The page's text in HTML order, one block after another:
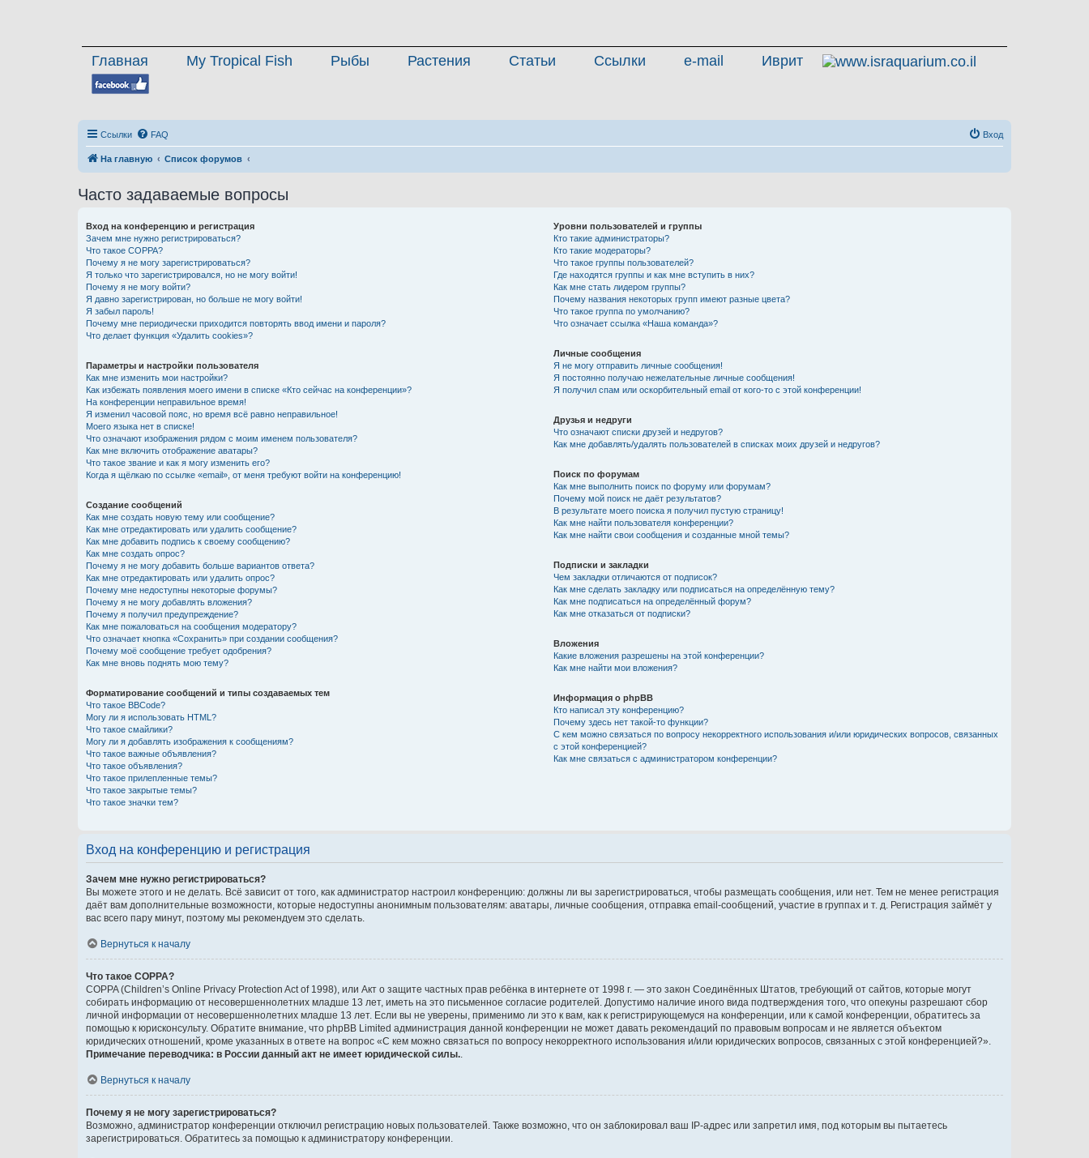
Главная My Tropical Fish Рыбы Растения Статьи Ссылки e-mail Иврит
Ссылки FAQ Вход
На главную Список форумов
Часто задаваемые вопросы
Вход на конференцию и регистрация
Зачем мне нужно регистрироваться?
Что такое COPPA?
Почему я не могу зарегистрироваться?
Я только что зарегистрировался, но не могу войти!
Почему я не могу войти?
Я давно зарегистрирован, но больше не могу войти!
Я забыл пароль!
Почему мне периодически приходится повторять ввод имени и пароля?
Что делает функция «Удалить cookies»?
Параметры и настройки пользователя
Как мне изменить мои настройки?
Как избежать появления моего имени в списке «Кто сейчас на конференции»?
На конференции неправильное время!
Я изменил часовой пояс, но время всё равно неправильное!
Моего языка нет в списке!
Что означают изображения рядом с моим именем пользователя?
Как мне включить отображение аватары?
Что такое звание и как я могу изменить его?
Когда я щёлкаю по ссылке «email», от меня требуют войти на конференцию!
Создание сообщений
Как мне создать новую тему или сообщение?
Как мне отредактировать или удалить сообщение?
Как мне добавить подпись к своему сообщению?
Как мне создать опрос?
Почему я не могу добавить больше вариантов ответа?
Как мне отредактировать или удалить опрос?
Почему мне недоступны некоторые форумы?
Почему я не могу добавлять вложения?
Почему я получил предупреждение?
Как мне пожаловаться на сообщения модератору?
Что означает кнопка «Сохранить» при создании сообщения?
Почему моё сообщение требует одобрения?
Как мне вновь поднять мою тему?
Форматирование сообщений и типы создаваемых тем
Что такое BBCode?
Могу ли я использовать HTML?
Что такое смайлики?
Могу ли я добавлять изображения к сообщениям?
Что такое важные объявления?
Что такое объявления?
Что такое прилепленные темы?
Что такое закрытые темы?
Что такое значки тем?
Уровни пользователей и группы
Кто такие администраторы?
Кто такие модераторы?
Что такое группы пользователей?
Где находятся группы и как мне вступить в них?
Как мне стать лидером группы?
Почему названия некоторых групп имеют разные цвета?
Что такое группа по умолчанию?
Что означает ссылка «Наша команда»?
Личные сообщения
Я не могу отправить личные сообщения!
Я постоянно получаю нежелательные личные сообщения!
Я получил спам или оскорбительный email от кого-то с этой конференции!
Друзья и недруги
Что означают списки друзей и недругов?
Как мне добавлять/удалять пользователей в списках моих друзей и недругов?
Поиск по форумам
Как мне выполнить поиск по форуму или форумам?
Почему мой поиск не даёт результатов?
В результате моего поиска я получил пустую страницу!
Как мне найти пользователя конференции?
Как мне найти свои сообщения и созданные мной темы?
Подписки и закладки
Чем закладки отличаются от подписок?
Как мне сделать закладку или подписаться на определённую тему?
Как мне подписаться на определённый форум?
Как мне отказаться от подписки?
Вложения
Какие вложения разрешены на этой конференции?
Как мне найти мои вложения?
Информация о phpBB
Кто написал эту конференцию?
Почему здесь нет такой-то функции?
С кем можно связаться по вопросу некорректного использования и/или юридических вопросов, связанных
с этой конференцией?
Как мне связаться с администратором конференции?
Вход на конференцию и регистрация
Зачем мне нужно регистрироваться?
Вы можете этого и не делать. Всё зависит от того, как администратор настроил конференцию: должны ли вы зарегистрироваться, чтобы размещать сообщения, или нет. Тем не менее регистрация
даёт вам дополнительные возможности, которые недоступны анонимным пользователям: аватары, личные сообщения, отправка email-сообщений, участие в группах и т. д. Регистрация займёт у
вас всего пару минут, поэтому мы рекомендуем это сделать.
Вернуться к началу
Что такое COPPA?
COPPA (Children’s Online Privacy Protection Act of 1998), или Акт о защите частных прав ребёнка в интернете от 1998 г. — это закон Соединённых Штатов, требующий от сайтов, которые могут
собирать информацию от несовершеннолетних младше 13 лет, иметь на это письменное согласие родителей. Допустимо наличие иного вида подтверждения того, что опекуны разрешают сбор
личной информации от несовершеннолетних младше 13 лет. Если вы не уверены, применимо ли это к вам, как к регистрирующемуся на конференции, или к самой конференции, обратитесь за
помощью к юрисконсульту. Обратите внимание, что phpBB Limited администрация данной конференции не может давать рекомендаций по правовым вопросам и не является объектом
юридических отношений, кроме указанных в ответе на вопрос «С кем можно связаться по вопросу некорректного использования и/или юридических вопросов, связанных с этой конференцией?».
Примечание переводчика: в России данный акт не имеет юридической силы..
Вернуться к началу
Почему я не могу зарегистрироваться?
Возможно, администратор конференции отключил регистрацию новых пользователей. Также возможно, что он заблокировал ваш IP-адрес или запретил имя, под которым вы пытаетесь
зарегистрироваться. Обратитесь за помощью к администратору конференции.